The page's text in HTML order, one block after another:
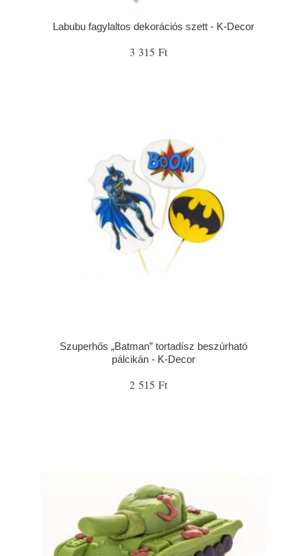
Labubu fagylaltos dekorációs szett - K-Decor
3 315 Ft
Szuperhős „Batman” tortadísz beszúrható
pálcikán - K-Decor
2 515 Ft